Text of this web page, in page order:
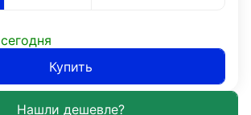
сегодня
Купить